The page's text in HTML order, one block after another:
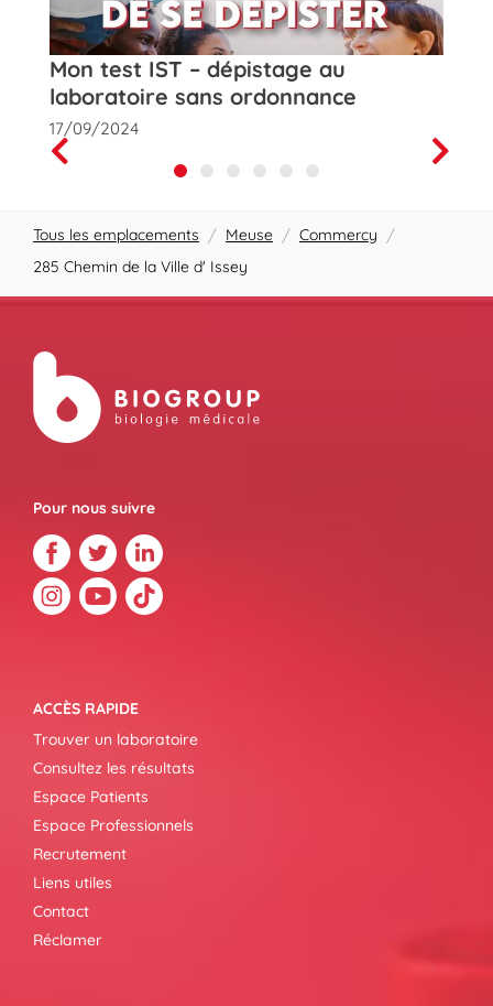
Mon test IST – dépistage au
laboratoire sans ordonnance
17/09/2024
Prev
Next
Tous les emplacements / Meuse / Commercy /
285 Chemin de la Ville d' Issey
Pour nous suivre
ACCÈS RAPIDE
Trouver un laboratoire
Consultez les résultats
Espace Patients
Espace Professionnels
Recrutement
Liens utiles
Contact
Réclamer